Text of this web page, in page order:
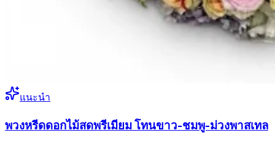
แนะนำ
พวงหรีดดอกไม้สดพรีเมียม โทนขาว-ชมพู-ม่วงพาสเทล